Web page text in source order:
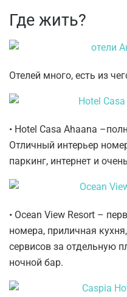
Где жить?
Отелей много, есть из
• Hotel Casa Ahaana
Отличный интерьер
паркинг, интернет и
• Ocean View Resort –
номера, приличная
сервисов за отдельную
ночной бар.